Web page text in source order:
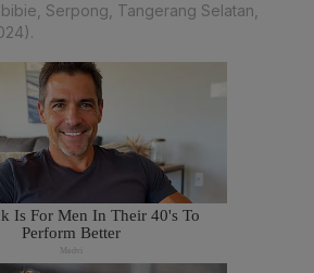
Serpong, Tangerang Selatan,